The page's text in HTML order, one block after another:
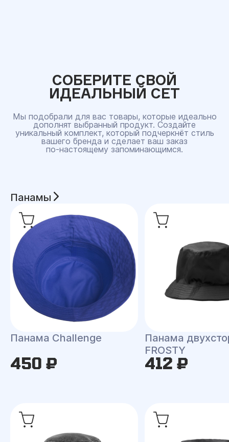
СОБЕРИТЕ СВОЙ
ИДЕАЛЬНЫЙ СЕТ
Мы подобрали для вас товары, которые идеально
дополнят выбранный продукт. Создайте
уникальный комплект, который подчеркнёт стиль
вашего бренда и сделает ваш заказ
по‑настоящему запоминающимся.
Панамы
Панама Challenge
450 ₽
Панама
FROSTY
412 ₽